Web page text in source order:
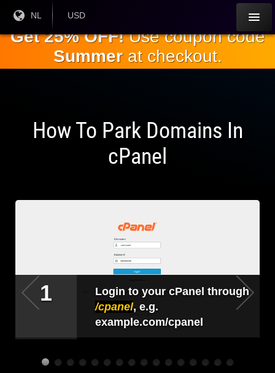
Huidige
NL
Huidige
USD
Get 25% OFF!Use coupon code
Summerat checkout.
How To Park Domains In
cPanel
1
Login to your cPanel through
/cpanel, e.g.
example.com/cpanel